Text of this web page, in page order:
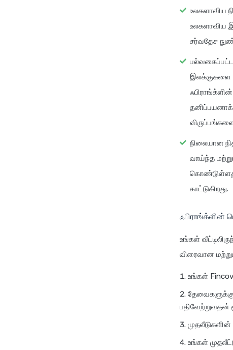
உலகளாவிய
உலகளாவிய
சர்வதேச
பல்வகைப்பட்ட
இலக்குகளை
நிலையான
வாய்ந்த
காட்டுகிறது.
ஃபிராங்க்ளின்
உங்கள்
விரைவான
உங்கள்
பதிவேற்றுவதன்
உங்கள்